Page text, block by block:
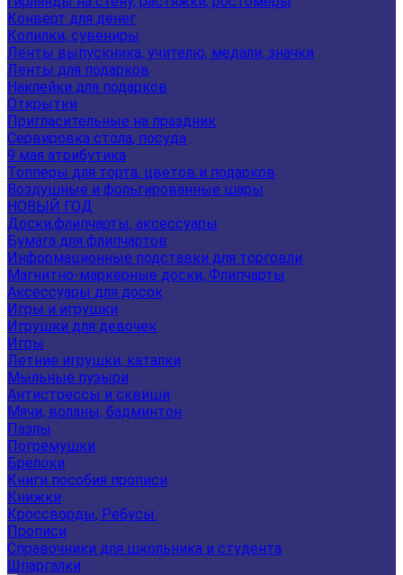
Конверт для денег
Копилки, сувениры
Ленты выпускника, учителю, медали, значки
Ленты для подарков
Наклейки для подарков
Открытки
Пригласительные на праздник
Сервировка стола, посуда
9 мая атрибутика
Топперы для торта, цветов и подарков
Воздушные и фольгированные шары
НОВЫЙ ГОД
Доски,флипчарты, аксессуары
Бумага для флипчартов
Информационные подставки для торговли
Магнитно-маркерные доски, Флипчарты
Аксессуары для досок
Игры и игрушки
Игрушки для девочек
Игры
Летние игрушки, каталки
Мыльные пузыри
Антистрессы и сквиши
Мячи, воланы, бадминтон
Пазлы
Погремушки
Брелоки
Книги пособия прописи
Книжки
Кроссворды, Ребусы.
Прописи
Справочники для школьника и студента
Шпаргалки